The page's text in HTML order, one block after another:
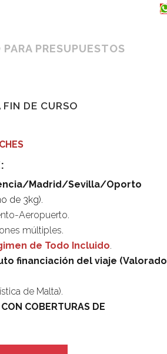
PRESUPUESTOS
DE CURSO
Madrid/Sevilla/Oporto
de 3kg).
Aeropuerto.
múltiples.
de Todo Incluido.
financiación del viaje (Valorado
de Malta).
COBERTURAS DE